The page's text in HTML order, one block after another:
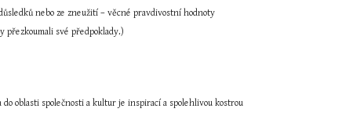
nebo ze zneužití – věcné pravdivostní hodnoty
přezkoumali své předpoklady.)
oblasti společnosti a kultur je inspirací a spolehlivou kostrou